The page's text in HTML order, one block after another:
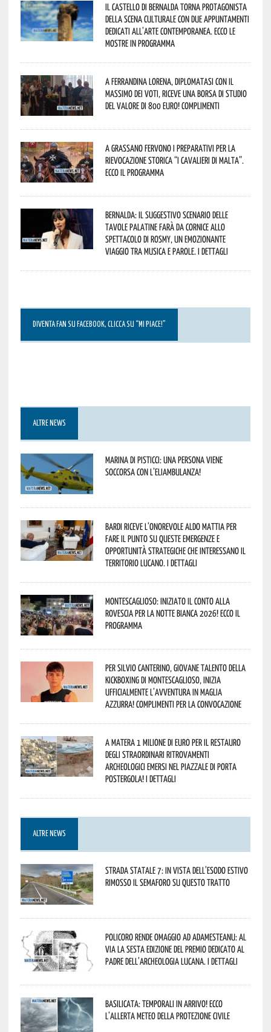
Il Castello di Bernalda torna protagonista
della scena culturale con due appuntamenti
dedicati all’arte contemporanea. Ecco le
mostre in programma
A Ferrandina Lorena, diplomatasi con il
massimo dei voti, riceve una borsa di studio
del valore di 800 euro! Complimenti
A Grassano fervono i preparativi per la
Rievocazione Storica “I CAVALIERI DI MALTA”.
Ecco il programma
Bernalda: il suggestivo scenario delle
Tavole Palatine farà da cornice allo
spettacolo di Rosmy, un emozionante
viaggio tra musica e parole. I dettagli
DIVENTA FAN SU FACEBOOK, CLICCA SU “MI PIACE!”
ALTRE NEWS
Marina di Pisticci: una persona viene
soccorsa con l’eliambulanza!
Bardi riceve l’onorevole Aldo Mattia per
fare il punto su queste emergenze e
opportunità strategiche che interessano il
territorio lucano. I dettagli
Montescaglioso: iniziato il conto alla
rovescia per la Notte Bianca 2026! Ecco il
programma
Per Silvio Canterino, giovane talento della
kickboxing di Montescaglioso, inizia
ufficialmente l’avventura in maglia
azzurra! Complimenti per la convocazione
A Matera 1 milione di euro per il restauro
degli straordinari ritrovamenti
archeologici emersi nel piazzale di Porta
Postergola! I dettagli
ALTRE NEWS
Strada statale 7: in vista dell’esodo estivo
rimosso il semaforo su questo tratto
Policoro rende omaggio ad Adamesteanu: al
via la sesta edizione del Premio dedicato al
padre dell’archeologia lucana. I dettagli
Basilicata: temporali in arrivo! Ecco
l’allerta meteo della Protezione civile